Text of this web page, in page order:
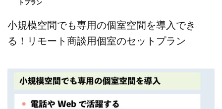
トプラン
小規模空間でも専用の個室空間を導入でき
る！リモート商談用個室のセットプラン